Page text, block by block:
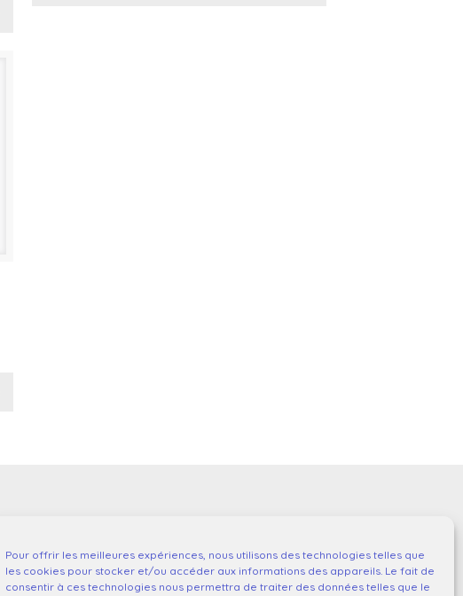
Pour offrir les meilleures expériences, nous utilisons des technologies telles que
les cookies pour stocker et/ou accéder aux informations des appareils. Le fait de
consentir à ces technologies nous permettra de traiter des données telles que le